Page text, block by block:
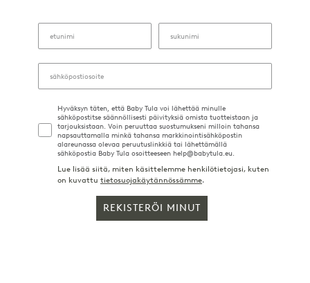
Hyväksyn täten, että Baby Tula voi lähettää minulle
sähköpostitse säännöllisesti päivityksiä omista tuotteistaan ja
tarjouksistaan. Voin peruuttaa suostumukseni milloin tahansa
napsauttamalla minkä tahansa markkinointisähköpostin
alareunassa olevaa peruutuslinkkiä tai lähettämällä
sähköpostia Baby Tula osoitteeseen help@babytula.eu.
Lue lisää siitä, miten käsittelemme henkilötietojasi, kuten
on kuvattu tietosuojakäytännössämme.
REKISTERÖI MINUT